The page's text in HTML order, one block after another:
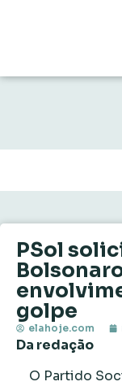
PSol
golpe
elahoje.com
Da redação
O Partido